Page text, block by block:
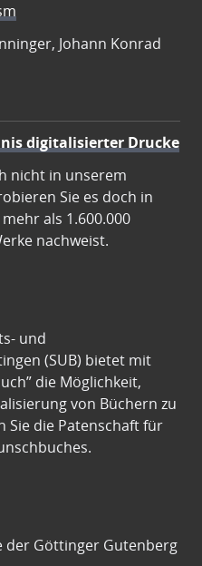
Johann Konrad
digitalisierter Drucke
nicht in unserem
Sie es doch in
als 1.600.000
nachweist.
und
(SUB) bietet mit
die Möglichkeit,
von Büchern zu
Sie die Patenschaft für
der Göttinger Gutenberg